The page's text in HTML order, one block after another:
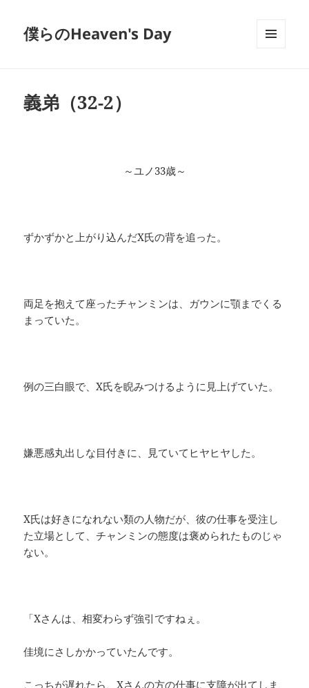
僕らのHeaven's Day
義弟（32-2）
～ユノ33歳～
ずかずかと上がり込んだX氏の背を追った。
両足を抱えて座ったチャンミンは、ガウンに顎までくる
まっていた。
例の三白眼で、X氏を睨みつけるように見上げていた。
嫌悪感丸出しな目付きに、見ていてヒヤヒヤした。
X氏は好きになれない類の人物だが、彼の仕事を受注し
た立場として、チャンミンの態度は褒められたものじゃ
ない。
「Xさんは、相変わらず強引ですねぇ。
佳境にさしかかっていたんです。
こっちが遅れたら、Xさんの方の仕事に支障が出てしま